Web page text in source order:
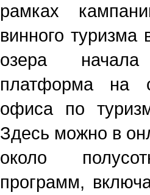
рамках
винного туризма
озера
платформа на
офиса по
Здесь можно в
около
программ,